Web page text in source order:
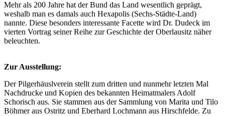
Mehr als 200 Jahre hat der Bund das Land wesentlich geprägt,
weshalb man es damals auch Hexapolis (Sechs-Städte-Land)
nannte. Diese besonders interessante Facette wird Dr. Dudeck im
vierten Vortrag seiner Reihe zur Geschichte der Oberlausitz näher
beleuchten.
Zur Ausstellung:
Der Pilgerhäuslverein stellt zum dritten und nunmehr letzten Mal
Nachdrucke und Kopien des bekannten Heimatmalers Adolf
Schorisch aus. Sie stammen aus der Sammlung von Marita und Tilo
Böhmer aus Ostritz und Eberhard Lochmann aus Hirschfelde. Zu